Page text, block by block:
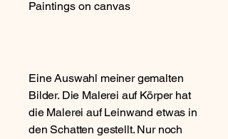
Paintings on canvas
Eine Auswahl meiner gemalten
Bilder. Die Malerei auf Körper hat
die Malerei auf Leinwand etwas in
den Schatten gestellt. Nur noch